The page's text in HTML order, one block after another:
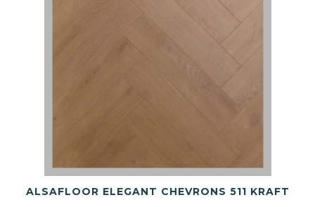
ALSAFLOOR ELEGANT CHEVRONS 511 KRAFT